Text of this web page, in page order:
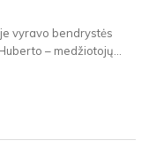
vyravo bendrystės
– medžiotojų...